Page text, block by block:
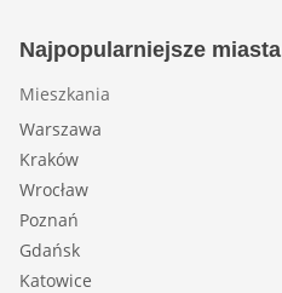
Najpopularniejsze miasta
Mieszkania
Warszawa
Kraków
Wrocław
Poznań
Gdańsk
Katowice